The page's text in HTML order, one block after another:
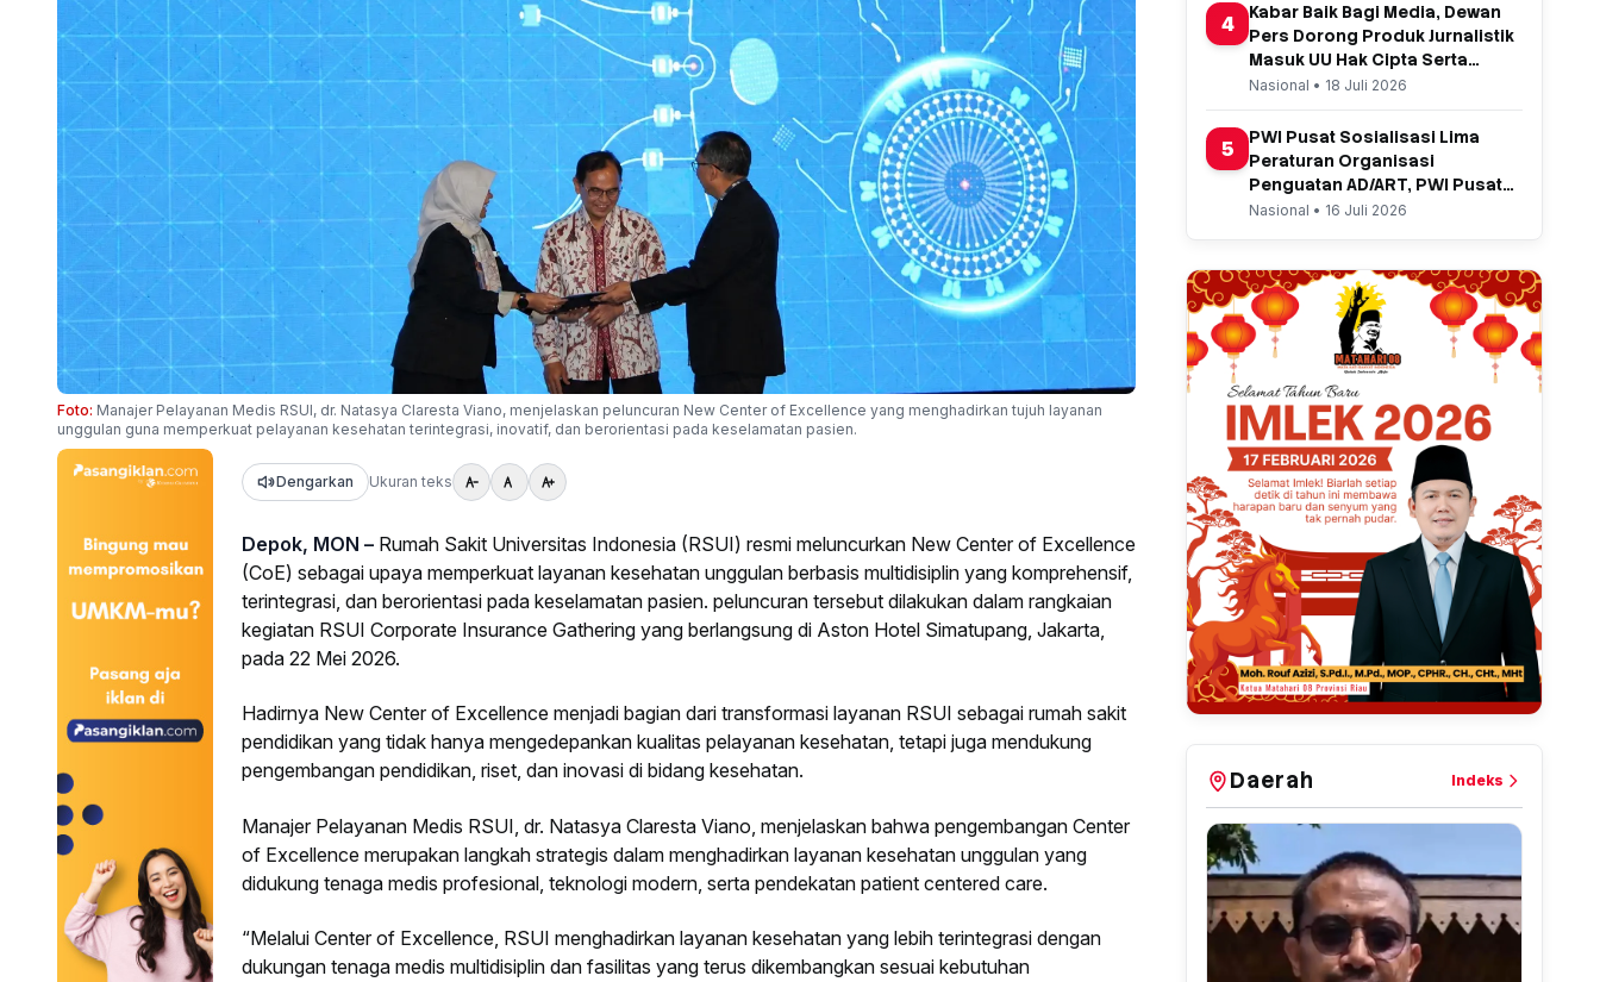
Foto: Manajer Pelayanan Medis RSUI, dr. Natasya Claresta Viano, menjelaskan peluncuran New Center of Excellence yang menghadirkan tujuh layanan
unggulan guna memperkuat pelayanan kesehatan terintegrasi, inovatif, dan berorientasi pada keselamatan pasien.
Dengarkan Ukuran teks
Depok, MON – Rumah Sakit Universitas Indonesia (RSUI) resmi meluncurkan New Center of Excellence
(CoE) sebagai upaya memperkuat layanan kesehatan unggulan berbasis multidisiplin yang komprehensif,
terintegrasi, dan berorientasi pada keselamatan pasien. peluncuran tersebut dilakukan dalam rangkaian
kegiatan RSUI Corporate Insurance Gathering yang berlangsung di Aston Hotel Simatupang, Jakarta,
pada 22 Mei 2026.
Hadirnya New Center of Excellence menjadi bagian dari transformasi layanan RSUI sebagai rumah sakit
pendidikan yang tidak hanya mengedepankan kualitas pelayanan kesehatan, tetapi juga mendukung
pengembangan pendidikan, riset, dan inovasi di bidang kesehatan.
Manajer Pelayanan Medis RSUI, dr. Natasya Claresta Viano, menjelaskan bahwa pengembangan Center
of Excellence merupakan langkah strategis dalam menghadirkan layanan kesehatan unggulan yang
didukung tenaga medis profesional, teknologi modern, serta pendekatan patient centered care.
“Melalui Center of Excellence, RSUI menghadirkan layanan kesehatan yang lebih terintegrasi dengan
dukungan tenaga medis multidisiplin dan fasilitas yang terus dikembangkan sesuai kebutuhan
4
Kabar Baik Bagi Media, Dewan
Pers Dorong Produk Jurnalistik
Masuk UU Hak Cipta Serta
Usulkan Hasil Royalti Setiap
Nasional • 18 Juli 2026
5
PWI Pusat Sosialisasi Lima
Peraturan Organisasi
Penguatan AD/ART, PWI Pusat
Sosialisasi Lima PO
Nasional • 16 Juli 2026
Daerah Indeks